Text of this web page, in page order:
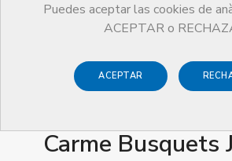
Puedes aceptar las cookies de
ACEPTAR o
ACEPTAR
Guardonat Edició
Carme Busquets